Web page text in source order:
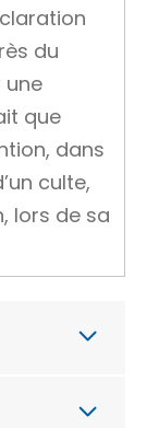
du
une
que
dans
culte,
lors de sa